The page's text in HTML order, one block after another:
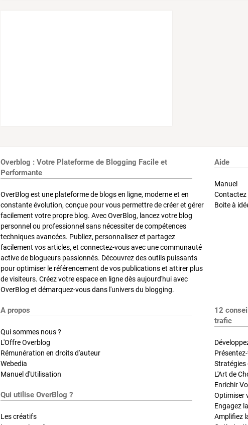
Overblog : Votre Plateforme de Blogging Facile et
Performante
OverBlog est une plateforme de blogs en ligne, moderne et en
constante évolution, conçue pour vous permettre de créer et gérer
facilement votre propre blog. Avec OverBlog, lancez votre blog
personnel ou professionnel sans nécessiter de compétences
techniques avancées. Publiez, personnalisez et partagez
facilement vos articles, et connectez-vous avec une communauté
active de blogueurs passionnés. Découvrez des outils puissants
pour optimiser le référencement de vos publications et attirer plus
de visiteurs. Créez votre espace en ligne dès aujourd'hui avec
OverBlog et démarquez-vous dans l'univers du blogging.
Aide
Manuel
Contactez
Boite à
A propos
Qui sommes nous ?
L'Offre Overblog
Rémunération en droits d'auteur
Webedia
Manuel d'Utilisation
Qui utilise OverBlog ?
Les créatifs
12
trafic
L'Art de
Optimiser
Engagez
Amplifiez